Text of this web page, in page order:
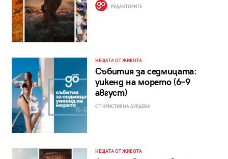
РЕДАКТОРИТЕ
НЕЩАТА ОТ ЖИВОТА
Събития за седмицата:
уикенд на морето (6–9
август)
ОТ КРИСТИЯНА БУРДЕВА
НЕЩАТА ОТ ЖИВОТА